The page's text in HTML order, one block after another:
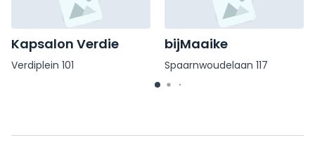
Kapsalon Verdie
Verdiplein 101
bijMaaike
Spaarnwoudelaan 117